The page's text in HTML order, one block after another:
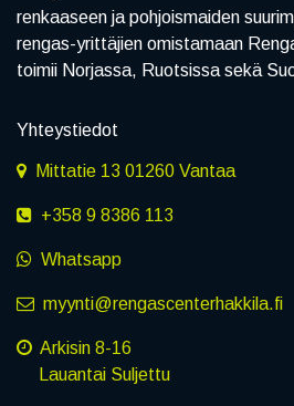
renkaaseen ja pohjoismaiden
rengas-yrittäjien omistamaan
toimii Norjassa, Ruotsissa sekä
Yhteystiedot
Mittatie 13 01260 Vantaa
+358 9 8386 113
Whatsapp
myynti@rengascenterhakkila.fi
Arkisin 8-16
Lauantai Suljettu